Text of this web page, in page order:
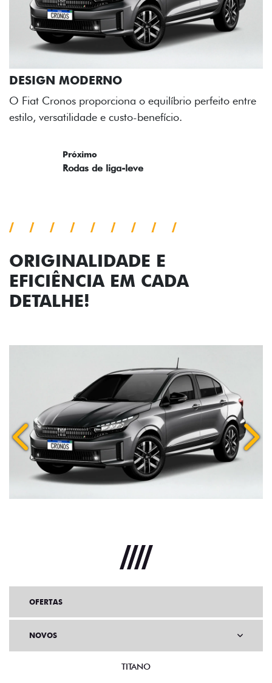
entre
ORIGINALIDADE E
EFICIÊNCIA EM CADA
DETALHE!
Anterior
OFERTAS
NOVOS
TITANO